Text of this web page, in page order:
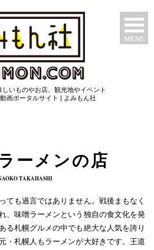
MENU
いものやお店、観光地やイベント
画ポータルサイト | よみもん社
ーメンの店
TAKAHASHI
ても過言ではありません。戦後まもなく
、味噌ラーメンという独自の食文化を発
る札幌グルメの中でも絶大な人気を誇り
・札幌人もラーメンが大好きです。王道